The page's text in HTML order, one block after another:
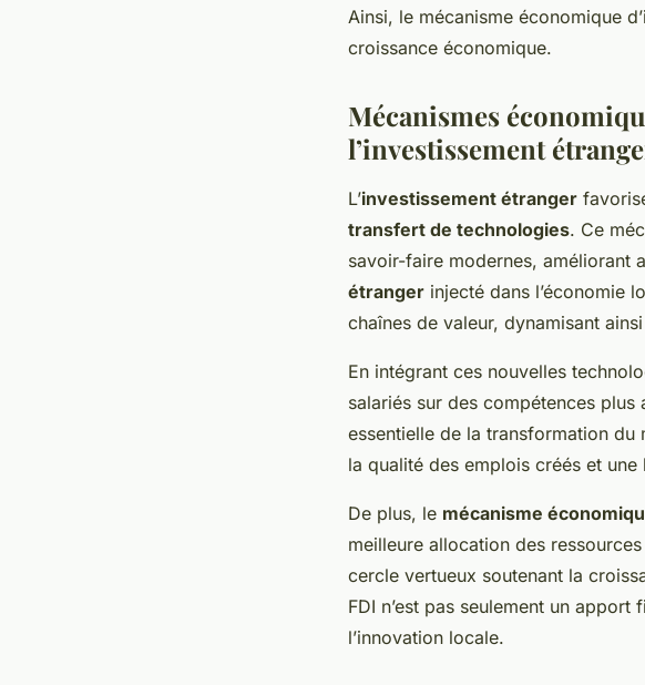
Ainsi, le mécanisme économique
croissance économique.
Mécanismes
l’investissement
L’investissement étranger
transfert de technologies. Ce
savoir-faire modernes, améliorant
étranger injecté dans l’économie
chaînes de valeur, dynamisant
En intégrant ces nouvelles
salariés sur des compétences
essentielle de la transformation
la qualité des emplois créés et
De plus, le mécanisme
meilleure allocation des
cercle vertueux soutenant la
FDI n’est pas seulement un
l’innovation locale.